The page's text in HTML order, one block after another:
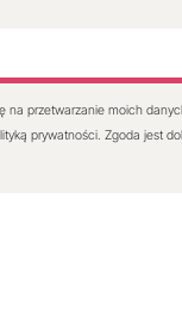
na przetwarzanie moich
prywatności. Zgoda jest